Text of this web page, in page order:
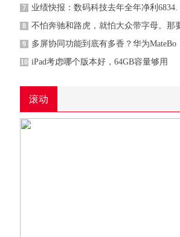
7 业绩快报：数码科技去年全年净利6834.
8 不怕奔驰和路虎，就怕大众带字母。那
9 多屏协同功能到底有多香？华为MateBo
10 iPad考虑哪个版本好，64GB容量够用
滚动